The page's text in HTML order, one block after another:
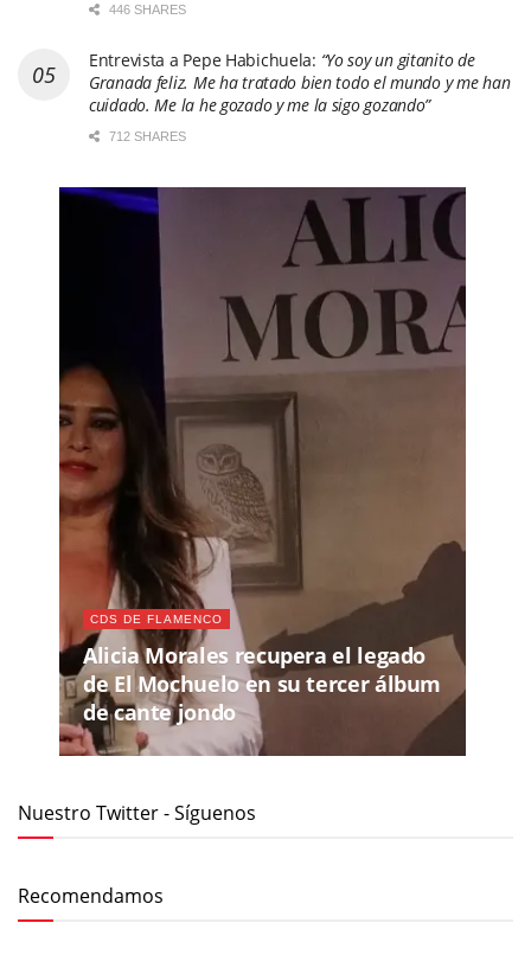
446 SHARES
Entrevista a Pepe Habichuela: “Yo soy un gitanito de
Granada feliz. Me ha tratado bien todo el mundo y me han
cuidado. Me la he gozado y me la sigo gozando”
712 SHARES
CDS DE FLAMENCO
Alicia Morales recupera el legado
de El Mochuelo en su tercer álbum
de cante jondo
Nuestro Twitter - Síguenos
Recomendamos